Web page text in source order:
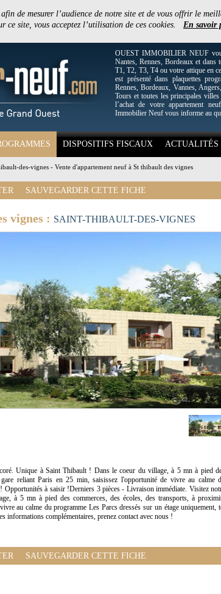
de mesurer l’audience de notre site et de vous offrir le
ce site, vous acceptez l’utilisation de ces cookies. En savoir
OUEST IMMOBILIER NEUF
Nantes, Rennes, Bordeaux et
T1, T2, T3, T4 ou votre attique en
est présenté dans plaquettes
Rennes, Bordeaux, Vannes,
Tours et toutes les principales
l’achat de votre appartement
Immobilier Neuf vous informe au
DISPOSITIFS FISCAUX ACTUALITÉS
des-vignes - Vente d'appartement neuf à St thibault des vignes
SAUVEGARDER CETTE FICHE
vignes : SAINT-THIBAULT-DES-VIGNES
Unique à Saint Thibault ! Dans le coeur du village, à 5 mn à pied
reliant Paris en 25 min, saisissez l'opportunité de vivre au calme
Opportunités à saisir !Derniers 3 pièces - Livraison immédiate. Visitez
à 5 mn à pied des commerces, des écoles, des transports, à
au calme du programme Les Parcs dressés sur un étage uniquement,
complémentaires, prenez contact avec nous !
SAUVEGARDER CETTE FICHE